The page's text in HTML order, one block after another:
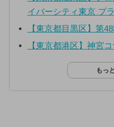
イバーシティ東京 プ
【東京都目黒区】第
【東京都港区】神宮
もっ